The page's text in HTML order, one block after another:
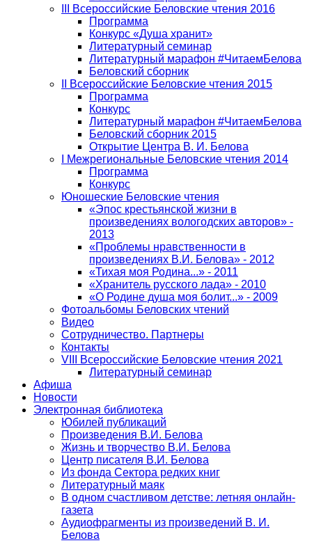
III Всероссийские Беловские чтения 2016
Программа
Конкурс «Душа хранит»
Литературный семинар
Литературный марафон #ЧитаемБелова
Беловский сборник
II Всероссийские Беловские чтения 2015
Программа
Конкурс
Литературный марафон #ЧитаемБелова
Беловский сборник 2015
Открытие Центра В. И. Белова
I Межрегиональные Беловские чтения 2014
Программа
Конкурс
Юношеские Беловские чтения
«Эпос крестьянской жизни в
произведениях вологодских авторов» -
2013
«Проблемы нравственности в
произведениях В.И. Белова» - 2012
«Тихая моя Родина...» - 2011
«Хранитель русского лада» - 2010
«О Родине душа моя болит...» - 2009
Фотоальбомы Беловских чтений
Видео
Сотрудничество. Партнеры
Контакты
VIII Всероссийские Беловские чтения 2021
Литературный семинар
Афиша
Новости
Электронная библиотека
Юбилей публикаций
Произведения В.И. Белова
Жизнь и творчество В.И. Белова
Центр писателя В.И. Белова
Из фонда Сектора редких книг
Литературный маяк
В одном счастливом детстве: летняя онлайн-
газета
Аудиофрагменты из произведений В. И.
Белова